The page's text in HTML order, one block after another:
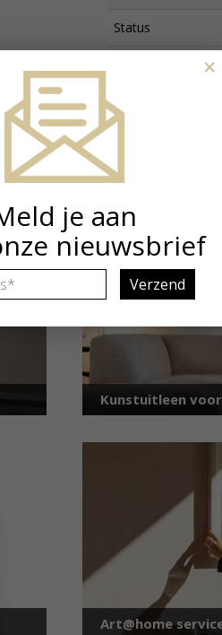
Status
Kunstuitleen
Art@home
je aan
nieuwsbrief
*
×